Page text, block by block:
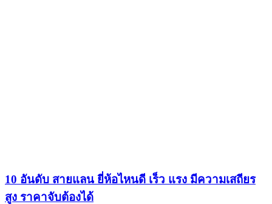
10 อันดับ สายแลน ยี่ห้อไหนดี เร็ว แรง มีความเสถียร
สูง ราคาจับต้องได้